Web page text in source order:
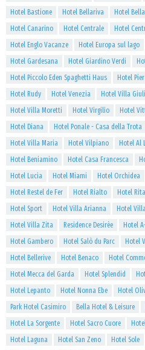
Hotel Bastione Hotel Bellariva Hotel
Hotel Canarino
Hotel Centrale Hotel
Hotel Englo Vacanze
Hotel Europa sul lago
Hotel Gardesana
Hotel Giardino Verdi
Hotel Piccolo Eden Spaghetti Haus
Hotel Pier
Hotel Rudy
Hotel Venezia Hotel Villa
Hotel Villa Moretti
Hotel Virgilio Hotel
Hotel Diana
Hotel Ponale - Casa della Trota
Hotel Villa Maria
Hotel Vilpiano Hotel Al
Hotel Beniamino
Hotel Casa Francesca
Hotel Lucia
Hotel Miami Hotel Orchidea
Hotel Restel de Fer
Hotel Rialto Hotel Rita
Hotel Sport
Hotel Villa Arianna Hotel
Hotel Villa Zita
Residence Desirèe Hotel
Hotel Gambero
Hotel Salò du Parc Hotel
Hotel Bellerive
Hotel Benaco Hotel
Hotel Mecca del Garda
Hotel Splendid
Hotel Lepanto
Hotel Nonna Ebe Hotel
Park Hotel Casimiro
Bella Hotel & Leisure
Hotel La Sorgente
Hotel Sacro Cuore
Hotel Laguna
Hotel San Zeno Hotel Sole